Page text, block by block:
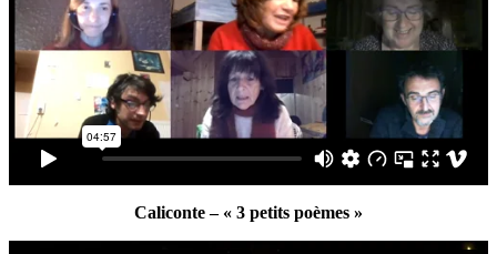
Caliconte – « 3 petits poèmes »